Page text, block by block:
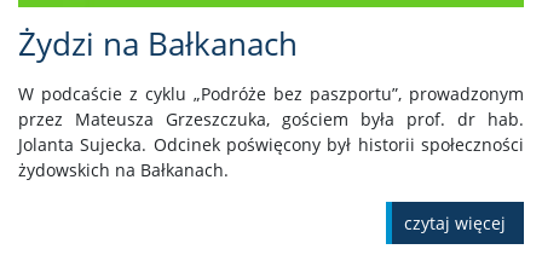
Żydzi na Bałkanach
W podcaście z cyklu „Podróże bez paszportu”, prowadzonym
przez Mateusza Grzeszczuka, gościem była prof. dr hab.
Jolanta Sujecka. Odcinek poświęcony był historii społeczności
żydowskich na Bałkanach.
czytaj więcej